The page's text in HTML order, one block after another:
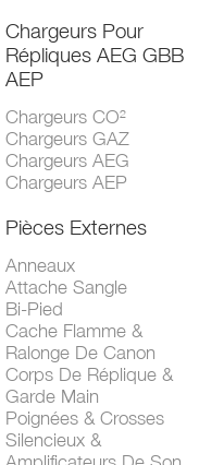
Chargeurs Pour
Répliques AEG GBB
AEP
Chargeurs CO²
Chargeurs GAZ
Chargeurs AEG
Chargeurs AEP
Pièces Externes
Anneaux
Attache Sangle
Bi-Pied
Cache Flamme &
Ralonge De Canon
Corps De Réplique &
Garde Main
Poignées & Crosses
Silencieux &